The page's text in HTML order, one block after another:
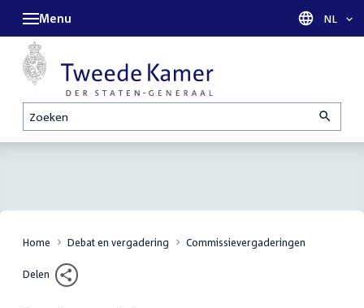
Zoeken
Menu Taal
NL
Home Debat en vergadering Commissievergaderingen
Delen